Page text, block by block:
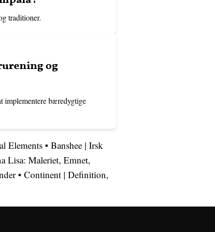
traditioner.
og
implementere bæredygtige
Elements• Banshee | Irsk
Lisa: Maleriet, Emnet,
• Continent | Definition,